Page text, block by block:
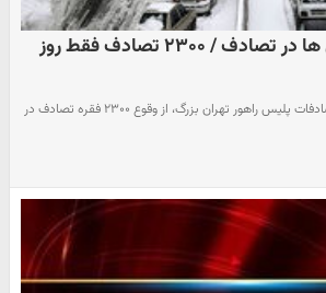
رکوردشکنی تهرانی ها در تصادف / ۲۳۰۰ تصادف فقط روز
حوادث رکنا: رئیس اداره تصادفات پلیس راهور تهران بزرگ، از وقوع ۲۳۰۰ فقره تصادف در